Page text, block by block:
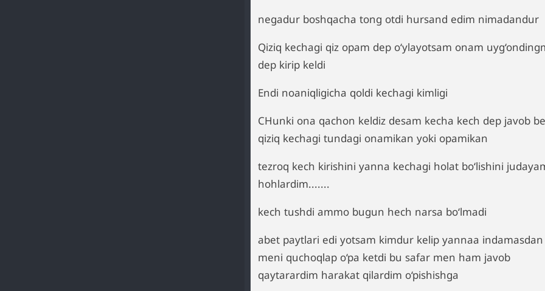
negadur boshqacha tong otdi hursand edim nimadandur
Qiziq kechagi qiz opam dep o‘ylayotsam onam
dep kirip keldi
Endi noaniqligicha qoldi kechagi kimligi
CHunki ona qachon keldiz desam kecha kech dep javob
qiziq kechagi tundagi onamikan yoki opamikan
tezroq kech kirishini yanna kechagi holat bo‘lishini
hohlardim.......
kech tushdi ammo bugun hech narsa bo‘lmadi
abet paytlari edi yotsam kimdur kelip yannaa indamasdan
meni quchoqlap o‘pa ketdi bu safar men ham javob
qaytarardim harakat qilardim o‘pishishga